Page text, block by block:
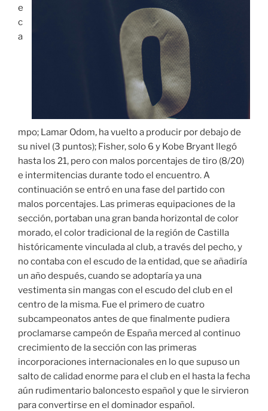
e
c
a
mpo; Lamar Odom, ha vuelto a producir por debajo de
su nivel (3 puntos); Fisher, solo 6 y Kobe Bryant llegó
hasta los 21, pero con malos porcentajes de tiro (8/20)
e intermitencias durante todo el encuentro. A
continuación se entró en una fase del partido con
malos porcentajes. Las primeras equipaciones de la
sección, portaban una gran banda horizontal de color
morado, el color tradicional de la región de Castilla
históricamente vinculada al club, a través del pecho, y
no contaba con el escudo de la entidad, que se añadiría
un año después, cuando se adoptaría ya una
vestimenta sin mangas con el escudo del club en el
centro de la misma. Fue el primero de cuatro
subcampeonatos antes de que finalmente pudiera
proclamarse campeón de España merced al continuo
crecimiento de la sección con las primeras
incorporaciones internacionales en lo que supuso un
salto de calidad enorme para el club en el hasta la fecha
aún rudimentario baloncesto español y que le sirvieron
para convertirse en el dominador español.